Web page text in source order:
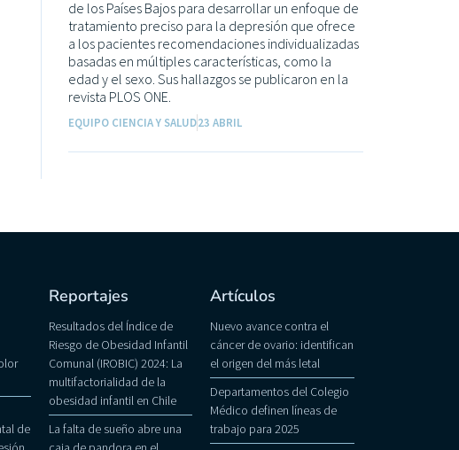
de los Países Bajos para desarrollar un enfoque de
tratamiento preciso para la depresión que ofrece
a los pacientes recomendaciones individualizadas
basadas en múltiples características, como la
edad y el sexo. Sus hallazgos se publicaron en la
revista PLOS ONE.
EQUIPO CIENCIA Y SALUD23 ABRIL
de
Reportajes
Resultados del Índice de
Riesgo de Obesidad Infantil
Comunal (IROBIC) 2024: La
multifactorialidad de la
obesidad infantil en Chile
La falta de sueño abre una
Artículos
Nuevo avance contra el
cáncer de ovario: identifican
el origen del más letal
Departamentos del Colegio
Médico definen líneas de
trabajo para 2025